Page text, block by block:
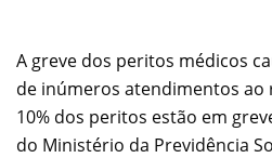
A greve dos peritos médicos
de inúmeros atendimentos ao
10% dos peritos estão em
do Ministério da Previdência